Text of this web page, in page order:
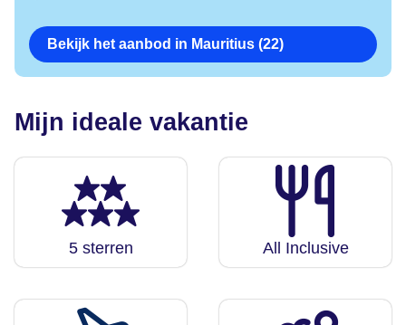
Bekijk het aanbod in Mauritius (22)
Mijn ideale vakantie
5 sterren All Inclusive